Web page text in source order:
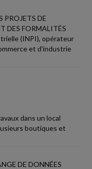
PROJETS DE
DES FORMALITÉS
(INPI), opérateur
et d'industrie
dans un local
boutiques et
DE DONNÉES